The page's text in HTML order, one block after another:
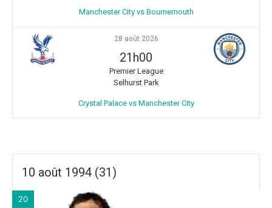
Manchester City vs Bournemouth
28 août 2026
21h00
Premier League
Selhurst Park
Crystal Palace vs Manchester City
10 août 1994 (31)
20